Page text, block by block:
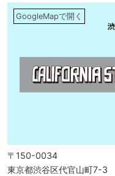
GoogleMapで開く
〒150-0034
東京都渋谷区代官山町7-3